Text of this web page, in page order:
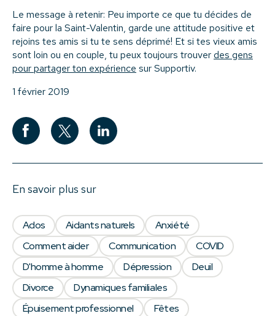
Le message à retenir: Peu importe ce que tu décides de
faire pour la Saint-Valentin, garde une attitude positive et
rejoins tes amis si tu te sens déprimé! Et si tes vieux amis
sont loin ou en couple, tu peux toujours trouverdes gens
pour partager ton expérience sur Supportiv.
1 février 2019
En savoir plus sur
Ados Aidants naturels
Anxiété
Comment aider
Communication
COVID
D'homme à homme
Dépression
Deuil
Divorce
Dynamiques familiales
Épuisement professionnel
Fêtes